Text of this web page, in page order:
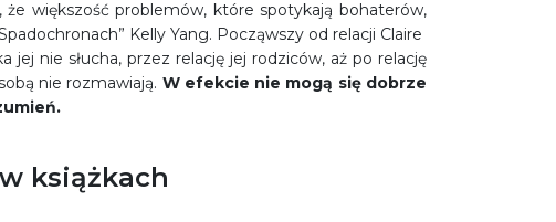
większość problemów, które spotykają bohaterów,
Kelly Yang. Począwszy od relacji Claire
nie słucha, przez relację jej rodziców, aż po relację
nie rozmawiają. W efekcie nie mogą się dobrze
książkach